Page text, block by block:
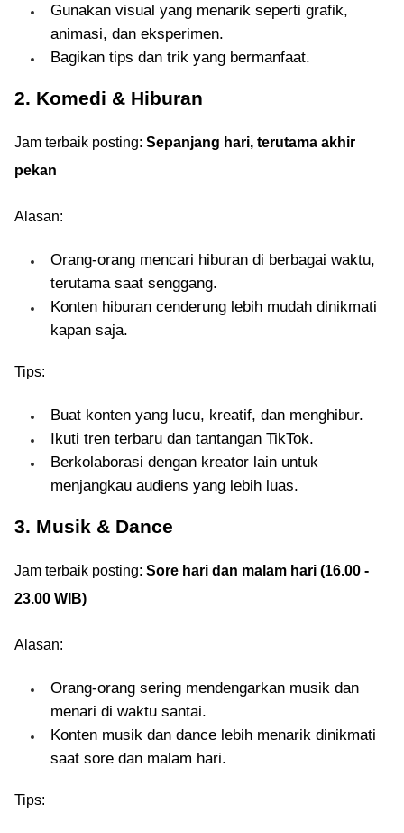
Gunakan visual yang menarik seperti grafik,
animasi, dan eksperimen.
Bagikan tips dan trik yang bermanfaat.
2. Komedi & Hiburan
Jam terbaik posting: Sepanjang hari, terutama akhir
pekan
Alasan:
Orang-orang mencari hiburan di berbagai waktu,
terutama saat senggang.
Konten hiburan cenderung lebih mudah dinikmati
kapan saja.
Tips:
Buat konten yang lucu, kreatif, dan menghibur.
Ikuti tren terbaru dan tantangan TikTok.
Berkolaborasi dengan kreator lain untuk
menjangkau audiens yang lebih luas.
3. Musik & Dance
Jam terbaik posting: Sore hari dan malam hari (16.00 -
23.00 WIB)
Alasan:
Orang-orang sering mendengarkan musik dan
menari di waktu santai.
Konten musik dan dance lebih menarik dinikmati
saat sore dan malam hari.
Tips: